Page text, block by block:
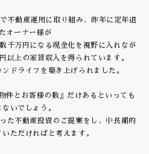
不動産運用に取り組み、昨年に定年退
オーナー様が
千万円になる現金化を視野に入れなが
以上の家賃収入を得られています。
ドライフを築き上げられました。
件とお客様の数』だけあるといっても
いでしょう。
た不動産投資のご提案をし、中長期的
ただければと考えます。